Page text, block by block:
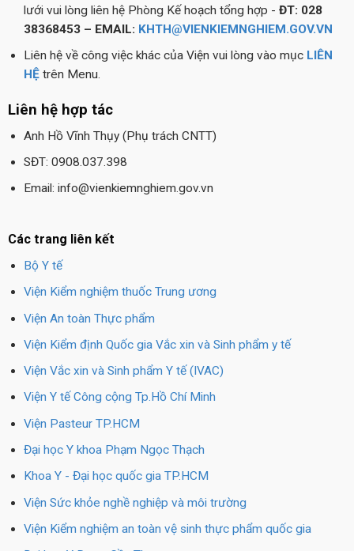
lưới vui lòng liên hệ Phòng Kế hoạch tổng hợp - ĐT: 028
38368453 – EMAIL: KHTH@VIENKIEMNGHIEM.GOV.VN
Liên hệ về công việc khác của Viện vui lòng vào mục LIÊN
HỆtrên Menu.
Liên hệ hợp tác
Anh Hồ Vĩnh Thụy (Phụ trách CNTT)
SĐT: 0908.037.398
Email: info@vienkiemnghiem.gov.vn
Các trang liên kết
Bộ Y tế
Viện Kiểm nghiệm thuốc Trung ương
Viện An toàn Thực phẩm
Viện Kiểm định Quốc gia Vắc xin và Sinh phẩm y tế
Viện Vắc xin và Sinh phẩm Y tế (IVAC)
Viện Y tế Công cộng Tp.Hồ Chí Minh
Viện Pasteur TP.HCM
Đại học Y khoa Phạm Ngọc Thạch
Khoa Y - Đại học quốc gia TP.HCM
Viện Sức khỏe nghề nghiệp và môi trường
Viện Kiểm nghiệm an toàn vệ sinh thực phẩm quốc gia